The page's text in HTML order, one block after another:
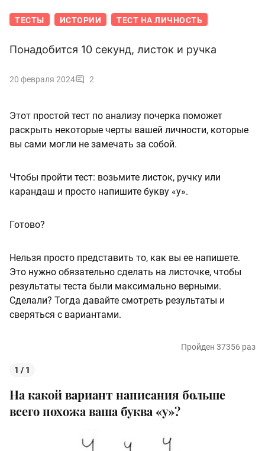
ТЕСТЫ ИСТОРИИ ТЕСТ НА ЛИЧНОСТЬ
Понадобится 10 секунд, листок и ручка
20 февраля 2024 2
Этот простой тест по анализу почерка поможет
раскрыть некоторые черты вашей личности, которые
вы сами могли не замечать за собой.
Чтобы пройти тест: возьмите листок, ручку или
карандаш и просто напишите букву «у».
Готово?
Нельзя просто представить то, как вы ее напишете.
Это нужно обязательно сделать на листочке, чтобы
результаты теста были максимально верными.
Сделали? Тогда давайте смотреть результаты и
сверяться с вариантами.
Пройден 37356 раз
1 / 1
На какой вариант написания больше
всего похожа ваша буква «у»?